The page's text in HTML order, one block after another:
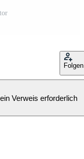
Folgen
Verweis erforderlich